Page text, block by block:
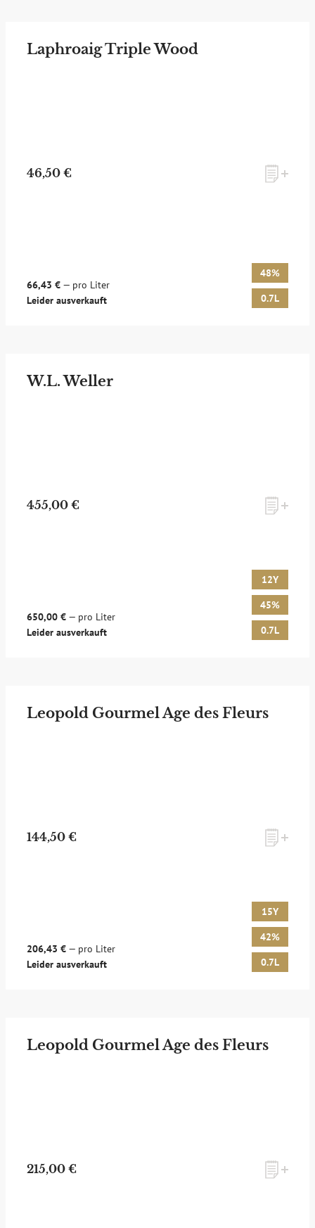
Laphroaig Triple Wood
46,50 €
66,43 € — pro Liter
Leider ausverkauft
48%
0.7L
W.L. Weller
455,00 €
650,00 € — pro Liter
Leider ausverkauft
12Y
45%
0.7L
Leopold Gourmel Age des Fleurs
144,50 €
206,43 € — pro Liter
Leider ausverkauft
15Y
42%
0.7L
Leopold Gourmel Age des Fleurs
215,00 €